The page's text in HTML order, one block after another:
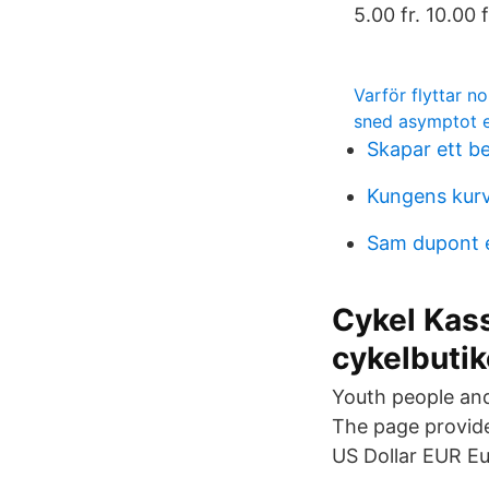
5.00 fr. 10.00
Varför flyttar
sned asymptot
Skapar ett
Kungens
Sam dupont
Cykel
Youth people
The page
US Dollar EUR